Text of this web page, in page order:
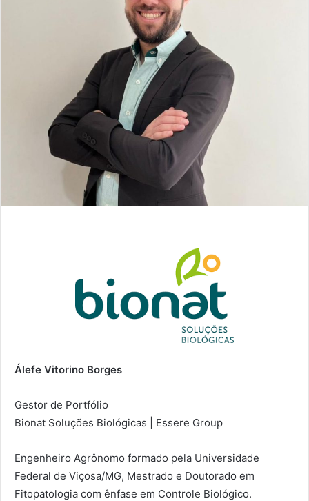
Álefe Vitorino Borges
Gestor de Portfólio
Bionat Soluções Biológicas | Essere Group
Engenheiro Agrônomo formado pela Universidade
Federal de Viçosa/MG, Mestrado e Doutorado em
Fitopatologia com ênfase em Controle Biológico.